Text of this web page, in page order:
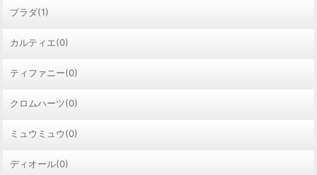
プラダ(1)
カルティエ(0)
ティファニー(0)
クロムハーツ(0)
ミュウミュウ(0)
ディオール(0)